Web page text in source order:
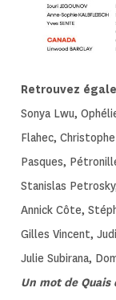
Retrouvez
Sonya Lwu,
Flahec,
Pasques,
Stanislas
Annick Côte,
Gilles Vincent,
Julie Subirana,
Un mot de Quais